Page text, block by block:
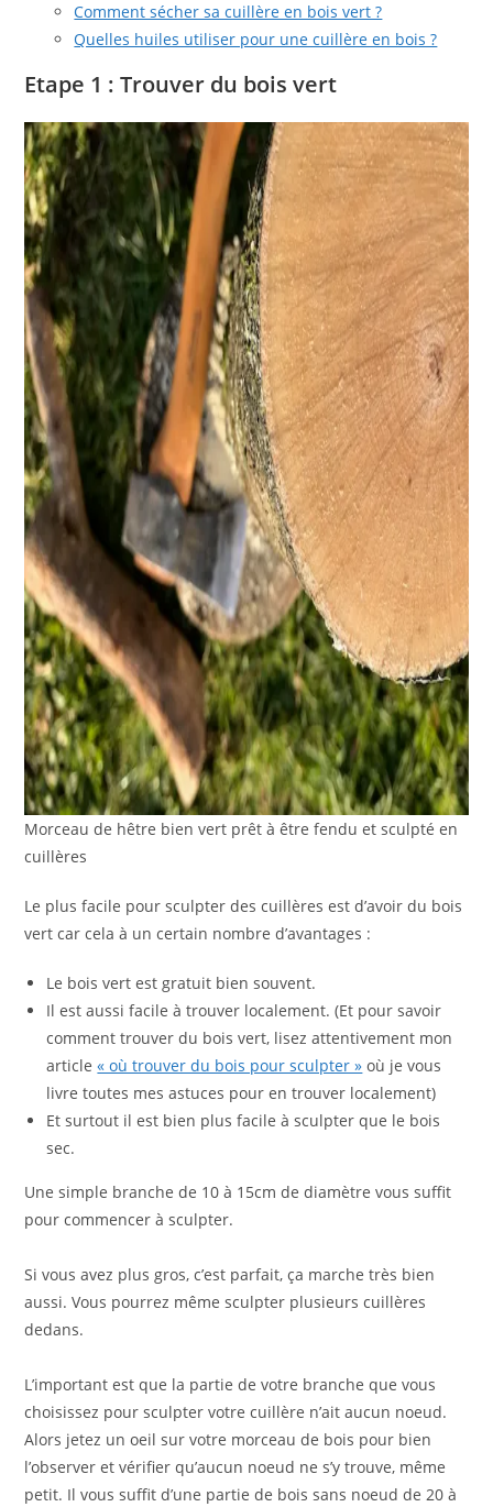
Comment sécher sa cuillère en bois vert ?
Quelles huiles utiliser pour une cuillère en bois ?
Etape 1 : Trouver du bois vert
Morceau de hêtre bien vert prêt à être fendu et sculpté en
cuillères
Le plus facile pour sculpter des cuillères est d’avoir du bois
vert car cela à un certain nombre d’avantages :
Le bois vert est gratuit bien souvent.
Il est aussi facile à trouver localement. (Et pour savoir
comment trouver du bois vert, lisez attentivement mon
article« où trouver du bois pour sculpter » où je vous
livre toutes mes astuces pour en trouver localement)
Et surtout il est bien plus facile à sculpter que le bois
sec.
Une simple branche de 10 à 15cm de diamètre vous suffit
pour commencer à sculpter.
Si vous avez plus gros, c’est parfait, ça marche très bien
aussi. Vous pourrez même sculpter plusieurs cuillères
dedans.
L’important est que la partie de votre branche que vous
choisissez pour sculpter votre cuillère n’ait aucun noeud.
Alors jetez un oeil sur votre morceau de bois pour bien
l’observer et vérifier qu’aucun noeud ne s’y trouve, même
petit. Il vous suffit d’une partie de bois sans noeud de 20 à